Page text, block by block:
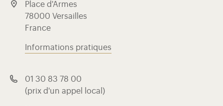
Place d'Armes
78000 Versailles
France
Informations pratiques
01 30 83 78 00
(prix d'un appel local)